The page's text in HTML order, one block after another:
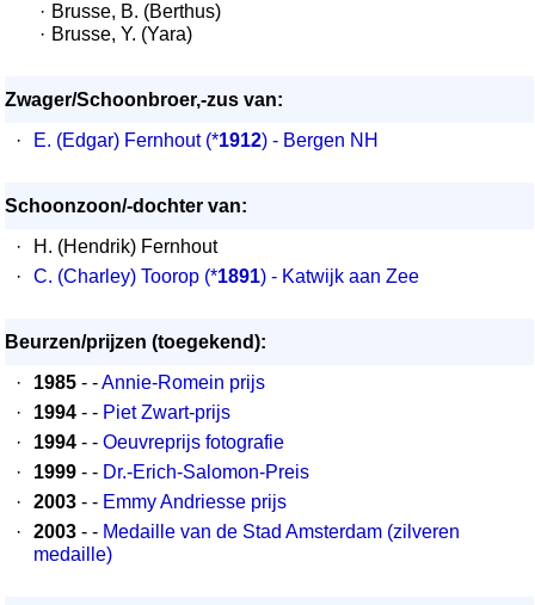
· Brusse, B. (Berthus)
· Brusse, Y. (Yara)
Zwager/Schoonbroer,-zus van:
·
E. (Edgar) Fernhout (*1912) - Bergen NH
Schoonzoon/-dochter van:
·
H. (Hendrik) Fernhout
·
C. (Charley) Toorop (*1891) - Katwijk aan Zee
Beurzen/prijzen (toegekend):
·
1985 - -Annie-Romein prijs
·
1994 - - Piet Zwart-prijs
·
1994 - - Oeuvreprijs fotografie
·
1999 - - Dr.-Erich-Salomon-Preis
·
2003 - - Emmy Andriesse prijs
·
2003 - - Medaille van de Stad Amsterdam (zilveren
medaille)